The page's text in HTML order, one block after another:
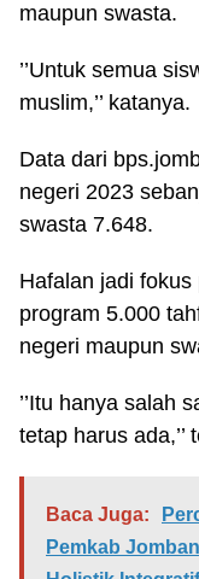
maupun swasta.
’’Untuk semua
muslim,’’ katanya.
Data dari
negeri 2023
swasta 7.648.
Hafalan jadi
program 5.000
negeri maupun
’’Itu hanya salah
tetap harus ada,’’
Baca Juga:
Pemkab